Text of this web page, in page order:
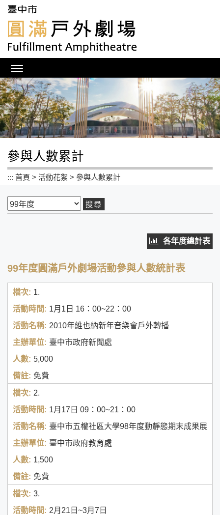
容
塊
參與人數累計
::: 首頁 > 活動花絮 > 參與人數累計
尋
各年度總計表
99年度圓滿戶外劇場活動參與人數統計表
1.
1月1日 16：00~22：00
2010年維也納新年音樂會戶外轉播
臺中市政府新聞處
5,000
免費
2.
1月17日 09：00~21：00
臺中市五權社區大學98年度動靜態期末成果展
臺中市政府教育處
1,500
免費
3.
2月21日~3月7日